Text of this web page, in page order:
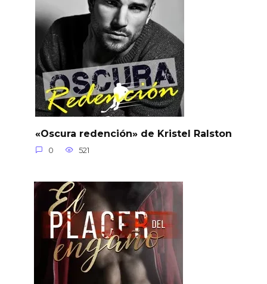
«Oscura redención» de Kristel Ralston
0 521